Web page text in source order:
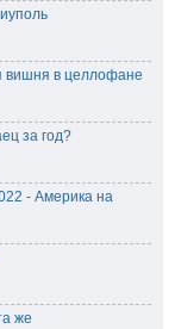
вишня в целлофане
за год?
- Америка на
же